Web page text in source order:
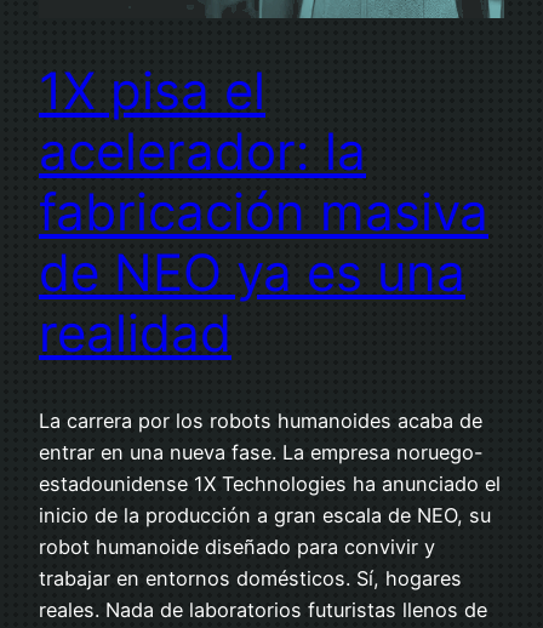
1X pisa el
acelerador: la
fabricación masiva
de NEO ya es una
realidad
La carrera por los robots humanoides acaba de
entrar en una nueva fase. La empresa noruego-
estadounidense 1X Technologies ha anunciado el
inicio de la producción a gran escala de NEO, su
robot humanoide diseñado para convivir y
trabajar en entornos domésticos. Sí, hogares
reales. Nada de laboratorios futuristas llenos de